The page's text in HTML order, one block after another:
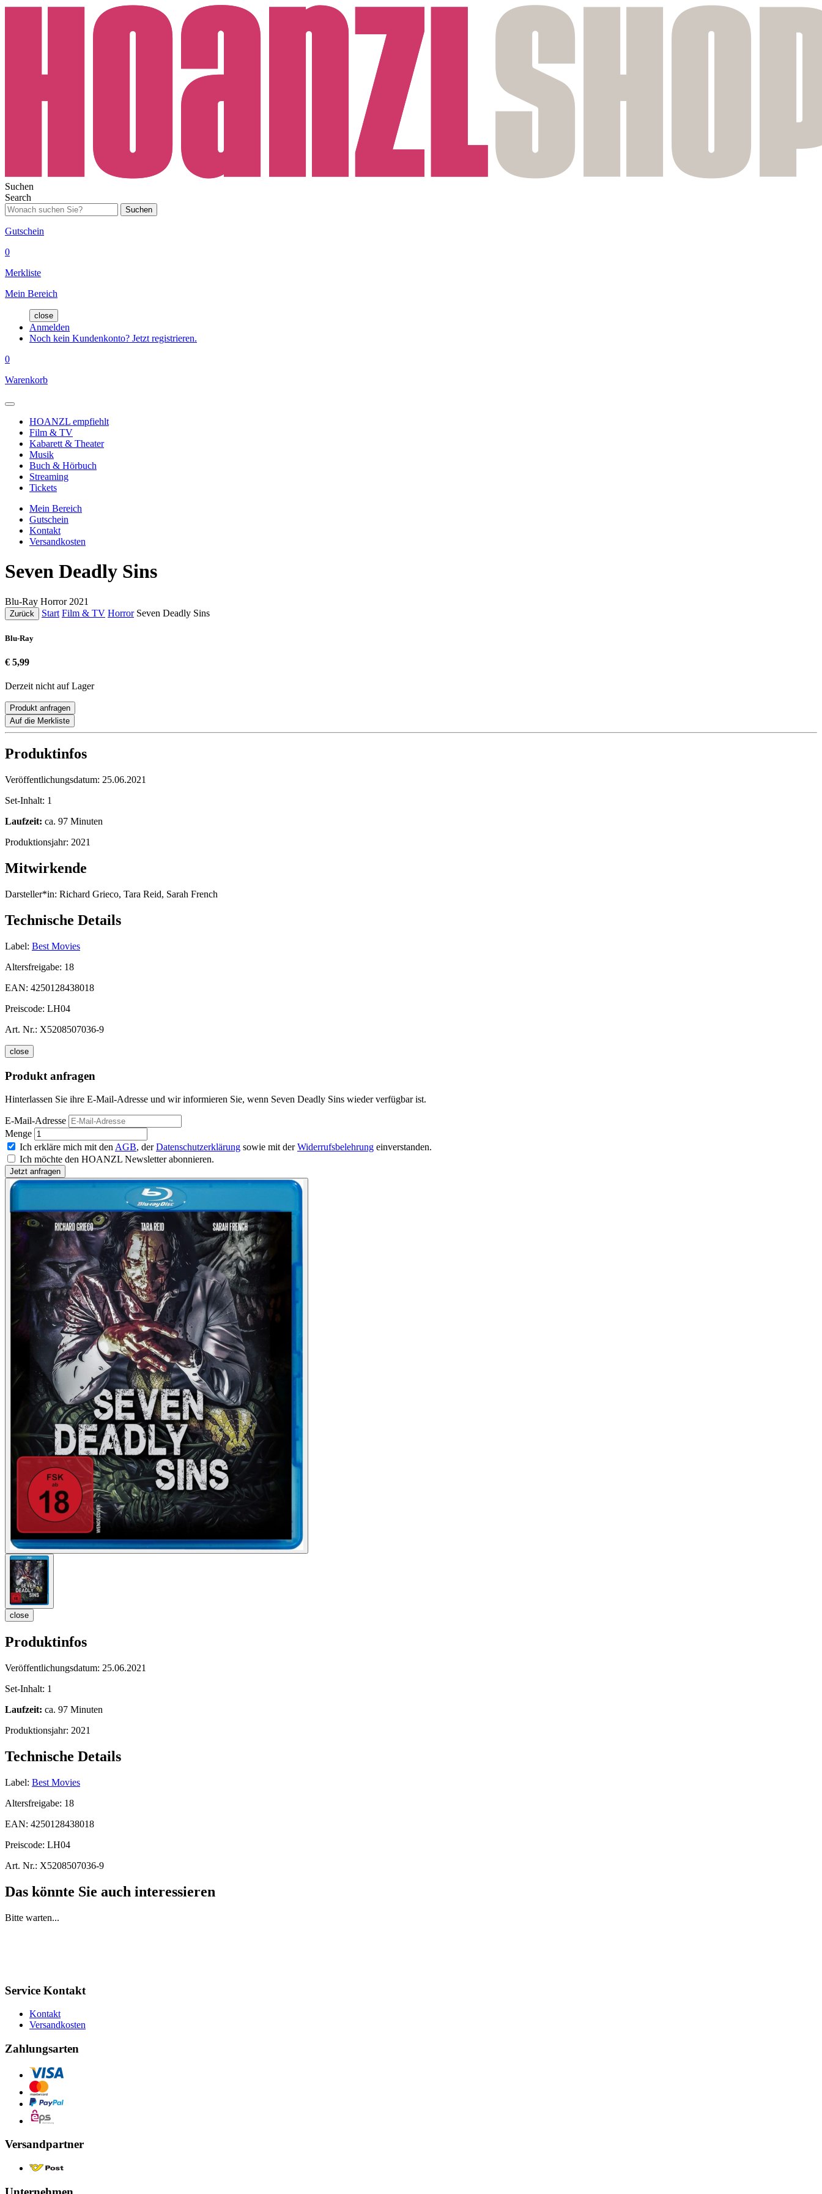
Suchen
Search
Suchen
Gutschein
0
Merkliste
Mein Bereich
close
Anmelden
Noch kein Kundenkonto? Jetzt registrieren.
0
Warenkorb
HOANZL empfiehlt
Film & TV
Kabarett & Theater
Musik
Buch & Hörbuch
Streaming
Tickets
Mein Bereich
Gutschein
Kontakt
Versandkosten
Seven Deadly Sins
Blu-Ray Horror 2021
Zurück Start Film & TV Horror Seven Deadly Sins
Blu-Ray
€ 5,99
Derzeit nicht auf Lager
Produkt anfragen
Auf die Merkliste
Produktinfos
Veröffentlichungsdatum: 25.06.2021
Set-Inhalt: 1
Laufzeit: ca. 97 Minuten
Produktionsjahr: 2021
Mitwirkende
Darsteller*in: Richard Grieco, Tara Reid, Sarah French
Technische Details
Label: Best Movies
Altersfreigabe: 18
EAN: 4250128438018
Preiscode: LH04
Art. Nr.: X5208507036-9
close
Produkt anfragen
Hinterlassen Sie ihre E-Mail-Adresse und wir informieren Sie, wenn Seven Deadly Sins wieder verfügbar ist.
E-Mail-Adresse
Menge
Ich erkläre mich mit den AGB, derDatenschutzerklärung sowie mit derWiderrufsbelehrung einverstanden.
Ich möchte den HOANZL Newsletter abonnieren.
close
Produktinfos
Veröffentlichungsdatum: 25.06.2021
Set-Inhalt: 1
Laufzeit: ca. 97 Minuten
Produktionsjahr: 2021
Technische Details
Label: Best Movies
Altersfreigabe: 18
EAN: 4250128438018
Preiscode: LH04
Art. Nr.: X5208507036-9
Das könnte Sie auch interessieren
Bitte warten...
Service Kontakt
Kontakt
Versandkosten
Zahlungsarten
Versandpartner